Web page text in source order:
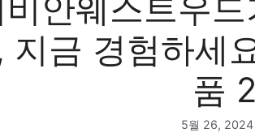
비안웨스트우
지금 경험하세
품
5월 26, 2024